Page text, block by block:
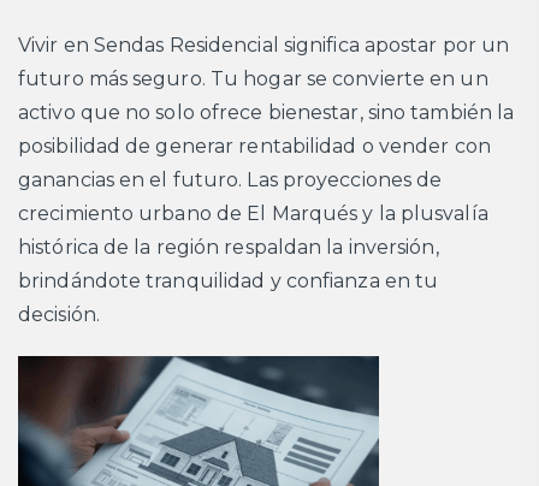
Vivir en Sendas Residencial significa apostar por un
futuro más seguro. Tu hogar se convierte en un
activo que no solo ofrece bienestar, sino también la
posibilidad de generar rentabilidad o vender con
ganancias en el futuro. Las proyecciones de
crecimiento urbano de El Marqués y la plusvalía
histórica de la región respaldan la inversión,
brindándote tranquilidad y confianza en tu
decisión.